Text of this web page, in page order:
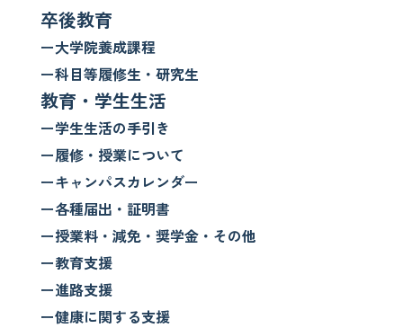
卒後教育
ー大学院養成課程
ー科目等履修生・研究生
教育・学生生活
ー学生生活の手引き
ー履修・授業について
ーキャンパスカレンダー
ー各種届出・証明書
ー授業料・減免・奨学金・その他
ー教育支援
ー進路支援
ー健康に関する支援